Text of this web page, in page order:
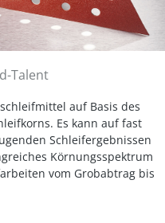
Talent
auf Basis des
Es kann auf fast
Schleifergebnissen
Körnungsspektrum
vom Grobabtrag bis